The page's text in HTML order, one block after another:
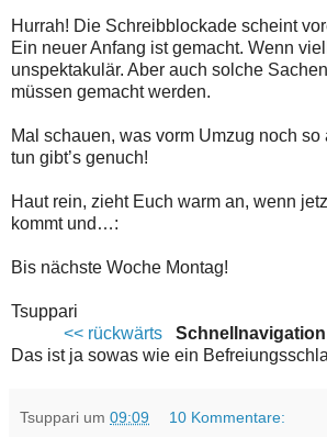
Hurrah! Die Schreibblockade scheint
Ein neuer Anfang ist gemacht. Wenn
unspektakulär. Aber auch solche
müssen gemacht werden.
Mal schauen, was vorm Umzug noch so
tun gibt’s genuch!
Haut rein, zieht Euch warm an, wenn
kommt und…:
Bis nächste Woche Montag!
Tsuppari
<< rückwärts
Das ist ja sowas wie ein
Tsuppari um 09:09 10 Kommentare: